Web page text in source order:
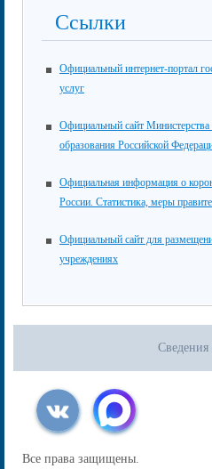
Ссылки
Официальный интернет-портал
услуг
Официальный сайт
образования Российской
Официальная информация о
России. Статистика, меры
Официальный сайт для
учреждениях
Сведения
Все права защищены.